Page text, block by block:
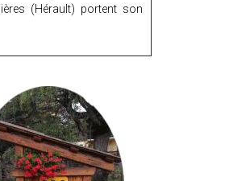
(Hérault) portent son